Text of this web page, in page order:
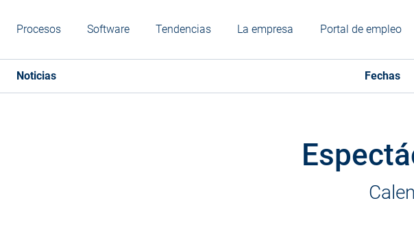
Procesos Software Tendencias La empresa Portal de empleo
Noticias Fechas